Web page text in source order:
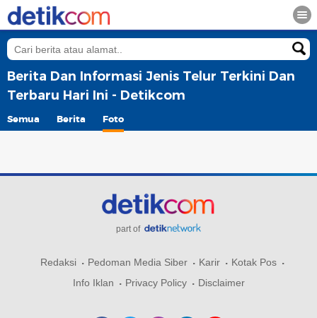
Berita Dan Informasi Jenis Telur Terkini Dan
Terbaru Hari Ini - Detikcom
Semua Berita Foto
part of
Redaksi Pedoman Media Siber Karir
Kotak Pos
Info Iklan
Privacy Policy Disclaimer